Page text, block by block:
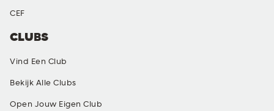
CLUBS
Vind Een Club
Bekijk Alle Clubs
Open Jouw Eigen Club
CEF